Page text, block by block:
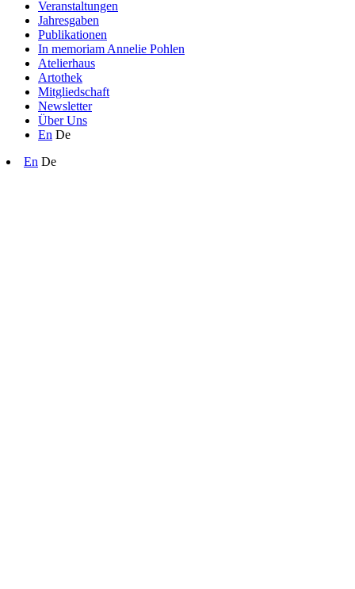
Veranstaltungen
Jahresgaben
Publikationen
In memoriam Annelie Pohlen
Atelierhaus
Artothek
Mitgliedschaft
Newsletter
Über Uns
En De
En De